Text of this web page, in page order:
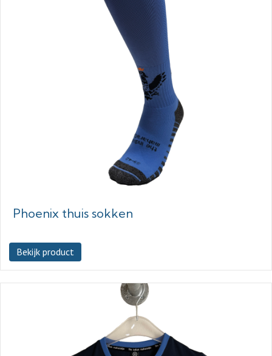
Phoenix thuis sokken
Bekijk product